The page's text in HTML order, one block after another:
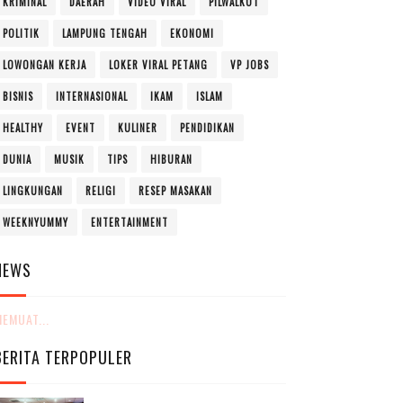
POLITIK LAMPUNG TENGAH EKONOMI
LOWONGAN KERJA LOKER VIRAL PETANG VP JOBS
BISNIS INTERNASIONAL IKAM ISLAM
HEALTHY EVENT KULINER PENDIDIKAN
DUNIA MUSIK TIPS HIBURAN
LINGKUNGAN RELIGI RESEP MASAKAN
WEEKNYUMMY ENTERTAINMENT
TERPOPULER